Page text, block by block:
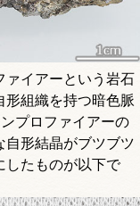
イアーという岩石
形組織を持つ暗色脈
プロファイアーの
自形結晶がブツブツ
したものが以下で